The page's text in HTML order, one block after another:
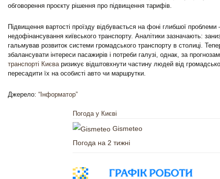
обговорення проєкту рішення про підвищення тарифів.
Підвищення вартості проїзду відбувається на фоні глибшої проблеми
недофінансування київського транспорту. Аналітики зазначають:
гальмував розвиток системи громадського транспорту в столиці.
збалансувати інтереси пасажирів і потреби галузі, однак, за
транспорті Києваризикує відштовхнути частину людей від
пересадити їх на особисті авто чи маршрутки.
Джерело: “Інформатор”
Погода у Києві
Gismeteo
Погода на 2 тижні